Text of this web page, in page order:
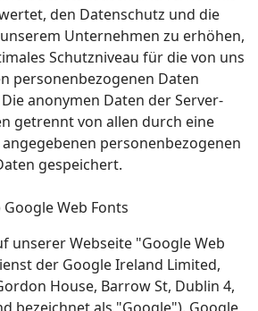
den Datenschutz und die
Unternehmen zu erhöhen,
Schutzniveau für die von uns
personenbezogenen Daten
anonymen Daten der Server-
getrennt von allen durch eine
personenbezogenen
gespeichert.
Google Web Fonts
unserer Webseite "Google Web
der Google Ireland Limited,
House, Barrow St, Dublin 4,
bezeichnet als "Google"). Google